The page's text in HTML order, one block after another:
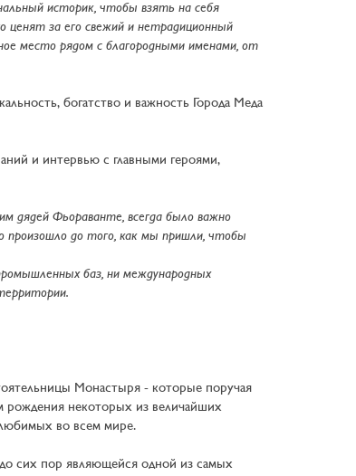
историк, чтобы взять на себя
за его свежий и нетрадиционный
место рядом с благородными именами, от
богатство и важность Города Меда
и интервью с главными героями,
дядей Фьораванте, всегда было важно
произошло до того, как мы пришли, чтобы
баз, ни международных
Монастыря - которые поручая
рождения некоторых из величайших
во всем мире.
сих пор являющейся одной из самых